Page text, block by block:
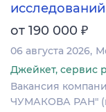
исследований
от 190 000 ₽
06 августа 2026
Джейкет, сервис
Вакансия
ЧУМАКОВА РАН"